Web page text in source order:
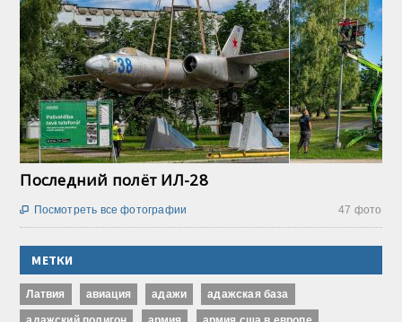
Последний полёт ИЛ-28
47 фото
 Посмотреть все фотографии
МЕТКИ
Латвия авиация адажи адажская база